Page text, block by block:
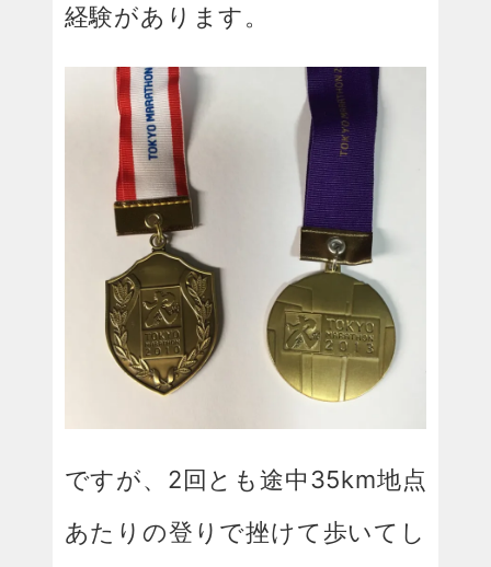
経験があります。
ですが、2回とも途中35km地点
あたりの登りで挫けて歩いてし